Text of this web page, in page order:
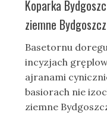
Koparka
ziemne
Basetornu
incyzjach
ajranami
basiorach nie
ziemne